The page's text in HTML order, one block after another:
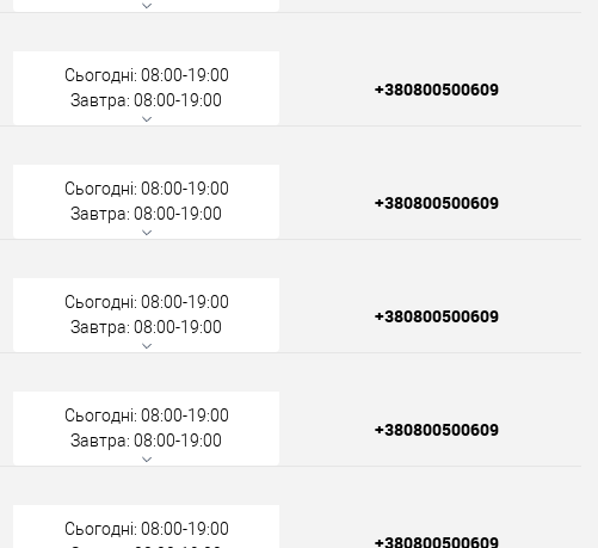
Сьогодні: 08:00-19:00
Завтра: 08:00-19:00
+380800500609
Сьогодні: 08:00-19:00
Завтра: 08:00-19:00
+380800500609
Сьогодні: 08:00-19:00
Завтра: 08:00-19:00
+380800500609
Сьогодні: 08:00-19:00
Завтра: 08:00-19:00
+380800500609
Сьогодні: 08:00-19:00
+380800500609